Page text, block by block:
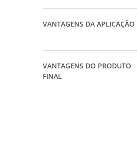
VANTAGENS DA APLICAÇÃO
VANTAGENS DO PRODUTO
FINAL